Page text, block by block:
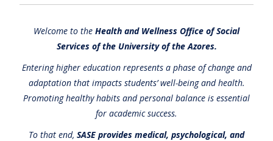
Welcome to the Health and Wellness Office of Social
Services of the University of the Azores.
Entering higher education represents a phase of change and
adaptation that impacts students’ well-being and health.
Promoting healthy habits and personal balance is essential
for academic success.
To that end, SASE provides medical, psychological, and